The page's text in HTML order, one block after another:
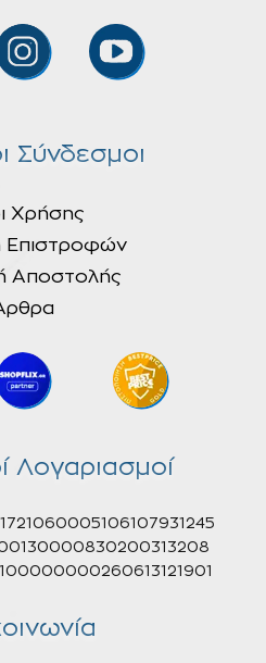
Σύνδεσμοι
Χρήσης
Επιστροφών
Αποστολής
Λογαριασμοί